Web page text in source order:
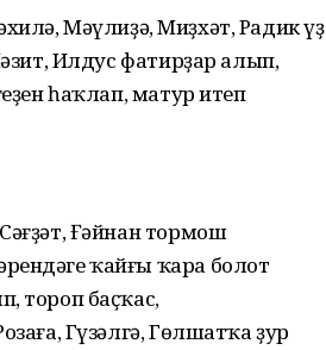
Мәүлиҙә, Миҙхәт, Радик үҙ
Илдус фатирҙар алып,
һаҡлап, матур итеп
Ғәйнан тормош
ҡайғы ҡара болот
тороп баҫҡас,
Гүзәлгә, Гөлшатҡа ҙур